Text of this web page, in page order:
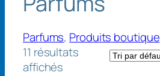
Parfums, Produits boutique
11 résultats
affichés